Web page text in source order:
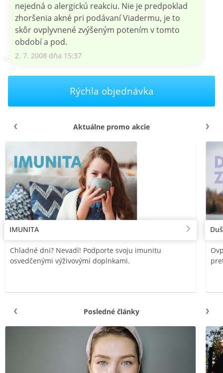
nejedná o alergickú reakciu. Nie je predpoklad
zhoršenia akné pri podávaní Viadermu, je to
skôr ovplyvnené zvýšeným potením v tomto
období a pod.
2. 7. 2008 dňa 15:37
Rýchla objednávka
Aktuálne promo akcie
IMUNITA
Chladné dni? Nevadí! Podporte svoju imunitu
osvedčenými výživovými doplnkami.
Posledné články